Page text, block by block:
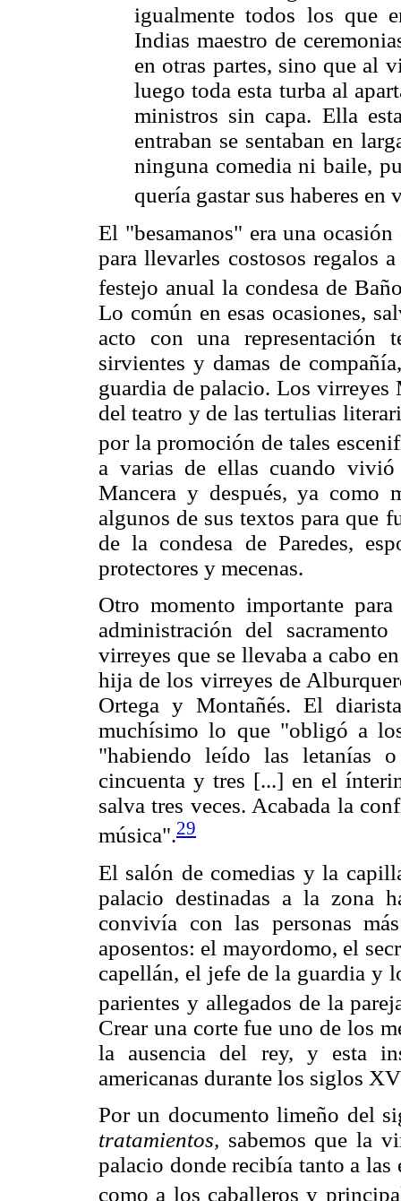
igualmente todos los que
Indias maestro de
en otras partes, sino que al
luego toda esta turba al
ministros sin capa. Ella
entraban se sentaban en
ninguna comedia ni baile,
quería gastar sus haberes en
El "besamanos" era una
para llevarles costosos regalos
festejo anual la condesa de
Lo común en esas ocasiones,
acto con una representación
sirvientes y damas de
guardia de palacio. Los virreyes
del teatro y de las tertulias
por la promoción de tales
a varias de ellas cuando
Mancera y después, ya como
algunos de sus textos para que
de la condesa de Paredes,
protectores y mecenas.
Otro momento importante
administración del
virreyes que se llevaba a cabo
hija de los virreyes de
Ortega y Montañés. El
muchísimo lo que "obligó a
"habiendo leído las letanías
cincuenta y tres [...] en el
salva tres veces. Acabada la
música".29
El salón de comedias y la
palacio destinadas a la zona
convivía con las personas
aposentos: el mayordomo, el
capellán, el jefe de la guardia y
parientes y allegados de la
Crear una corte fue uno de los
la ausencia del rey, y esta
americanas durante los siglos
Por un documento limeño del
tratamientos, sabemos que la
palacio donde recibía tanto a las
como a los caballeros y